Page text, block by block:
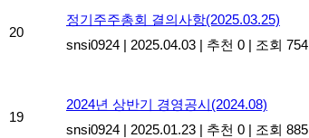
20
정기주주총회 결의사항(2025.03.25)
snsi0924 | 2025.04.03 | 추천 0 | 조회 754
19
2024년 상반기 경영공시(2024.08)
snsi0924 | 2025.01.23 | 추천 0 | 조회 885